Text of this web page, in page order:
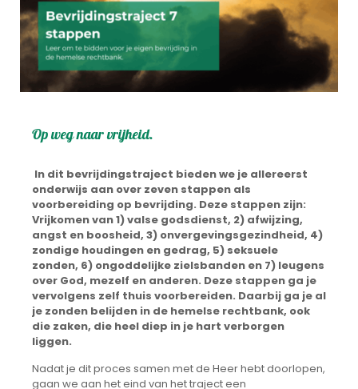
Op weg naar vrijheid.
In dit bevrijdingstraject bieden we je allereerst
onderwijs aan over zeven stappen als
voorbereiding op bevrijding. Deze stappen zijn:
Vrijkomen van 1) valse godsdienst, 2) afwijzing,
angst en boosheid, 3) onvergevingsgezindheid, 4)
zondige houdingen en gedrag, 5) seksuele
zonden, 6) ongoddelijke zielsbanden en 7) leugens
over God, mezelf en anderen. Deze stappen ga je
vervolgens zelf thuis voorbereiden. Daarbij ga je al
je zonden belijden in de hemelse rechtbank, ook
die zaken, die heel diep in je hart verborgen
liggen.
Nadat je dit proces samen met de Heer hebt doorlopen,
gaan we aan het eind van het traject een